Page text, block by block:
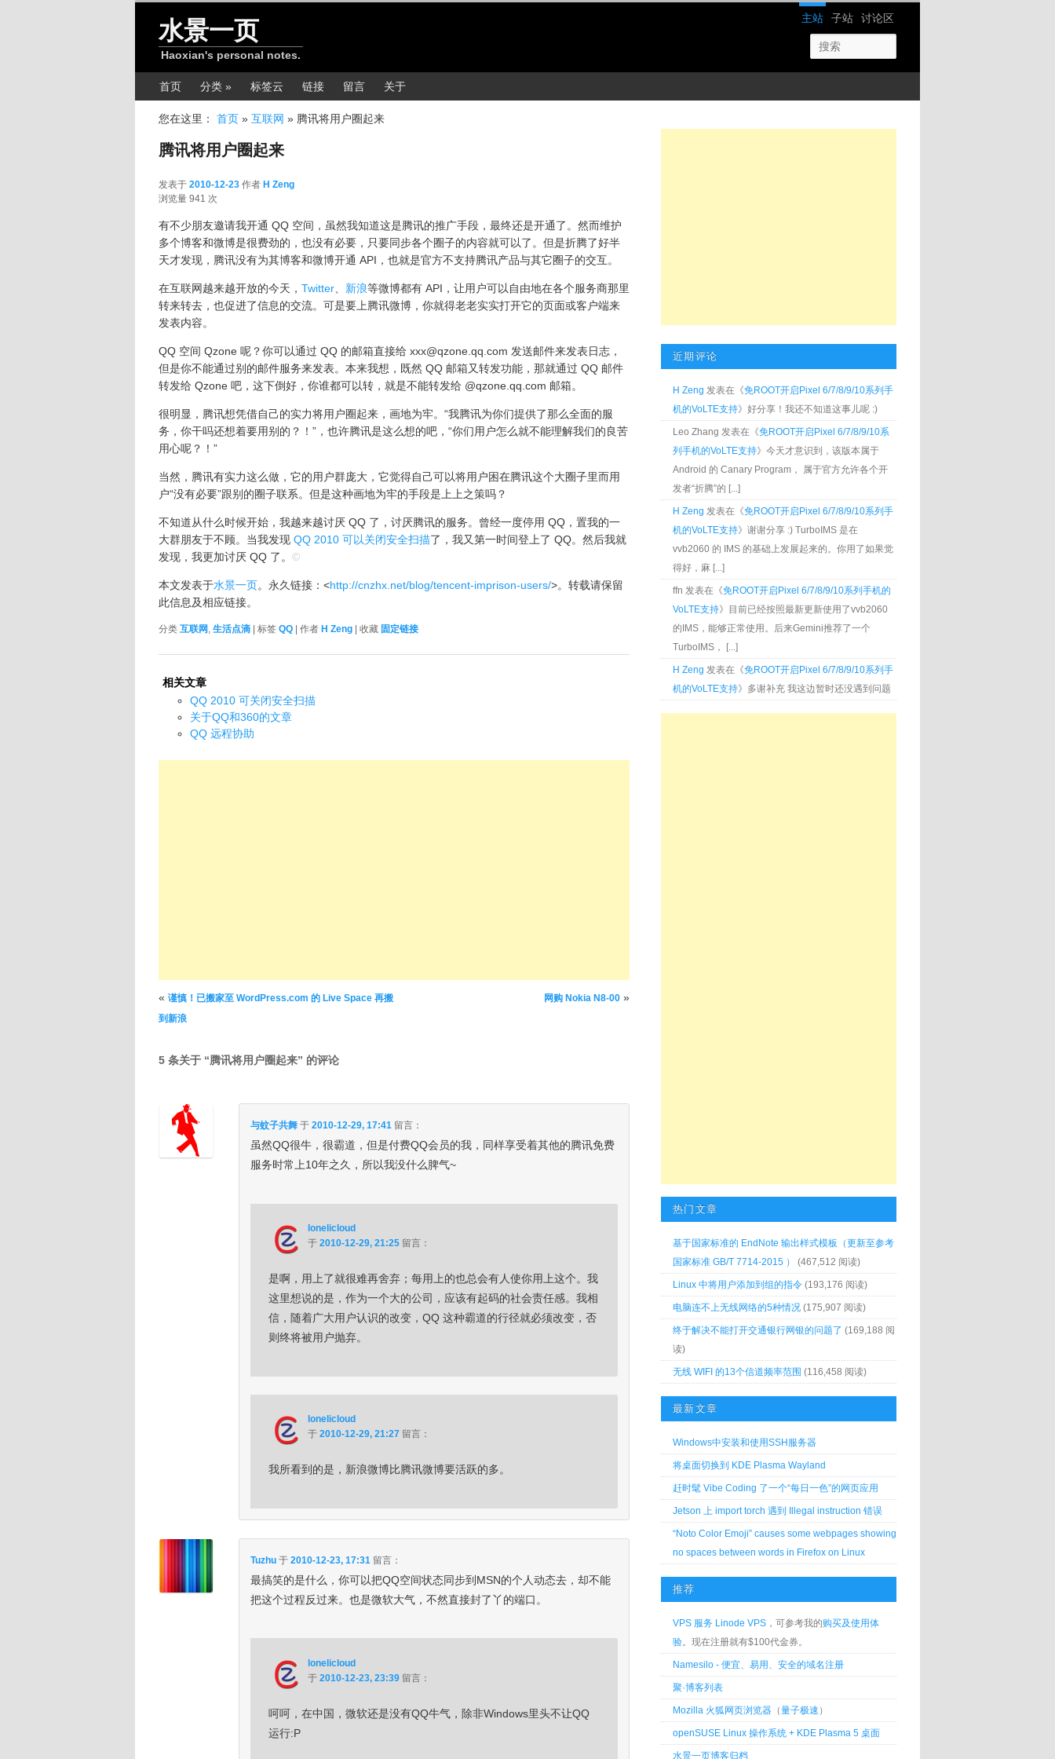
网站导航
主站 子站 讨论区
水景一页
Haoxian's personal notes.
主菜单首页 分类 » 标签云 链接 留言 关于
您在这里： 首页 » 互联网 » 腾讯将用户圈起来
腾讯将用户圈起来
发表于 2010-12-23 作者 H Zeng
浏览量 941 次
有不少朋友邀请我开通 QQ 空间，虽然我知道这是腾讯的推广手段，最终还是开通了。然而维护
多个博客和微博是很费劲的，也没有必要，只要同步各个圈子的内容就可以了。但是折腾了好半
天才发现，腾讯没有为其博客和微博开通 API，也就是官方不支持腾讯产品与其它圈子的交互。
在互联网越来越开放的今天， Twitter、 新浪等微博都有 API，让用户可以自由地在各个服务商那里
转来转去，也促进了信息的交流。可是要上腾讯微博，你就得老老实实打开它的页面或客户端来
发表内容。
QQ 空间 Qzone 呢？你可以通过 QQ 的邮箱直接给 xxx@qzone.qq.com 发送邮件来发表日志，
但是你不能通过别的邮件服务来发表。本来我想，既然 QQ 邮箱又转发功能，那就通过 QQ 邮件
转发给 Qzone 吧，这下倒好，你谁都可以转，就是不能转发给 @qzone.qq.com 邮箱。
很明显，腾讯想凭借自己的实力将用户圈起来，画地为牢。“我腾讯为你们提供了那么全面的服
务，你干吗还想着要用别的？！”，也许腾讯是这么想的吧，“你们用户怎么就不能理解我们的良苦
用心呢？！”
当然，腾讯有实力这么做，它的用户群庞大，它觉得自己可以将用户困在腾讯这个大圈子里而用
户“没有必要”跟别的圈子联系。但是这种画地为牢的手段是上上之策吗？
不知道从什么时候开始，我越来越讨厌 QQ 了，讨厌腾讯的服务。曾经一度停用 QQ，置我的一
大群朋友于不顾。当我发现 QQ 2010 可以关闭安全扫描了，我又第一时间登上了 QQ。然后我就
发现，我更加讨厌 QQ 了。 ©
本文发表于水景一页。永久链接：<http://cnzhx.net/blog/tencent-imprison-users/>。转载请保留
此信息及相应链接。
分类 互联网 , 生活点滴 | 标签 QQ | 作者 H Zeng | 收藏 固定链接
相关文章
QQ 2010 可关闭安全扫描
关于QQ和360的文章
QQ 远程协助
文章导航
« 谨慎！已搬家至 WordPress.com 的 Live Space 再搬
到新浪
网购 Nokia N8-00 »
5 条关于 “腾讯将用户圈起来” 的评论
与蚊子共舞 于 2010-12-29, 17:41 留言：
虽然QQ很牛，很霸道，但是付费QQ会员的我，同样享受着其他的腾讯免费
服务时常上10年之久，所以我没什么脾气~
lonelicloud
于 2010-12-29, 21:25 留言：
是啊，用上了就很难再舍弃；每用上的也总会有人使你用上这个。我
这里想说的是，作为一个大的公司，应该有起码的社会责任感。我相
信，随着广大用户认识的改变，QQ 这种霸道的行径就必须改变，否
则终将被用户抛弃。
lonelicloud
于 2010-12-29, 21:27 留言：
我所看到的是，新浪微博比腾讯微博要活跃的多。
Tuzhu 于 2010-12-23, 17:31 留言：
最搞笑的是什么，你可以把QQ空间状态同步到MSN的个人动态去，却不能
把这个过程反过来。也是微软大气，不然直接封了丫的端口。
lonelicloud
于 2010-12-23, 23:39 留言：
呵呵，在中国，微软还是没有QQ牛气，除非Windows里头不让QQ
运行:P
近期评论
H Zeng 发表在《免ROOT开启Pixel 6/7/8/9/10系列手
机的VoLTE支持》好分享！我还不知道这事儿呢 :)
Leo Zhang 发表在《免ROOT开启Pixel 6/7/8/9/10系
列手机的VoLTE支持》今天才意识到，该版本属于
Android 的 Canary Program， 属于官方允许各个开
发者“折腾”的 [...]
H Zeng 发表在《免ROOT开启Pixel 6/7/8/9/10系列手
机的VoLTE支持》谢谢分享 :) TurboIMS 是在
vvb2060 的 IMS 的基础上发展起来的。你用了如果觉
得好，麻 [...]
ffn 发表在《免ROOT开启Pixel 6/7/8/9/10系列手机的
VoLTE支持》目前已经按照最新更新使用了vvb2060
的IMS，能够正常使用。后来Gemini推荐了一个
TurboIMS， [...]
H Zeng 发表在《免ROOT开启Pixel 6/7/8/9/10系列手
机的VoLTE支持》多谢补充 我这边暂时还没遇到问题
热门文章
基于国家标准的 EndNote 输出样式模板（更新至参考
国家标准 GB/T 7714-2015 ）
(467,512 阅读)
Linux 中将用户添加到组的指令 (193,176 阅读)
电脑连不上无线网络的5种情况 (175,907 阅读)
终于解决不能打开交通银行网银的问题了 (169,188 阅
读)
无线 WIFI 的13个信道频率范围 (116,458 阅读)
最新文章
Windows中安装和使用SSH服务器
将桌面切换到 KDE Plasma Wayland
赶时髦 Vibe Coding 了一个“每日一色”的网页应用
Jetson 上 import torch 遇到 Illegal instruction 错误
“Noto Color Emoji” causes some webpages showing
no spaces between words in Firefox on Linux
推荐
VPS 服务 Linode VPS ，可参考我的购买及使用体
验。现在注册就有$100代金券。
Namesilo - 便宜、易用、安全的域名注册
聚·博客列表
Mozilla 火狐网页浏览器 （量子极速 ）
openSUSE Linux 操作系统 + KDE Plasma 5 桌面
水景一页博客归档